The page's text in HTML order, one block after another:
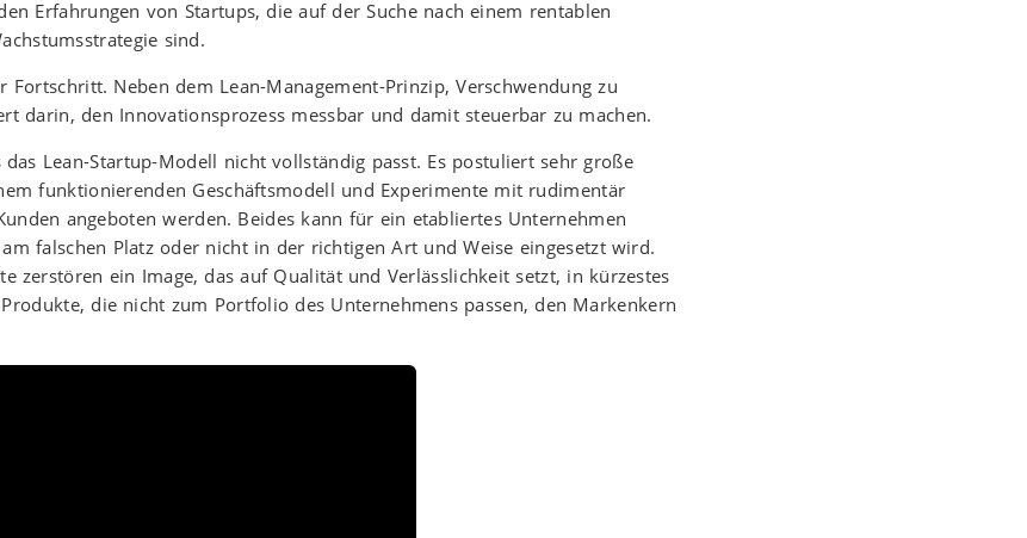
Erfahrungen von Startups, die auf der Suche nach einem rentablen
sind.
Fortschritt. Neben dem Lean-Management-Prinzip, Verschwendung zu
darin, den Innovationsprozess messbar und damit steuerbar zu machen.
Lean-Startup-Modell nicht vollständig passt. Es postuliert sehr große
funktionierenden Geschäftsmodell und Experimente mit rudimentär
angeboten werden. Beides kann für ein etabliertes Unternehmen
falschen Platz oder nicht in der richtigen Art und Weise eingesetzt wird.
zerstören ein Image, das auf Qualität und Verlässlichkeit setzt, in kürzestes
die nicht zum Portfolio des Unternehmens passen, den Markenkern